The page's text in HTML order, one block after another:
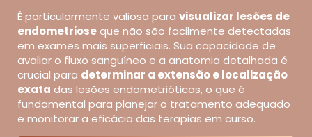
É particularmente valiosa para visualizar lesões de
endometrioseque não são facilmente detectadas
em exames mais superficiais. Sua capacidade de
avaliar o fluxo sanguíneo e a anatomia detalhada é
crucial para determinar a extensão e localização
exata das lesões endometrióticas, o que é
fundamental para planejar o tratamento adequado
e monitorar a eficácia das terapias em curso.